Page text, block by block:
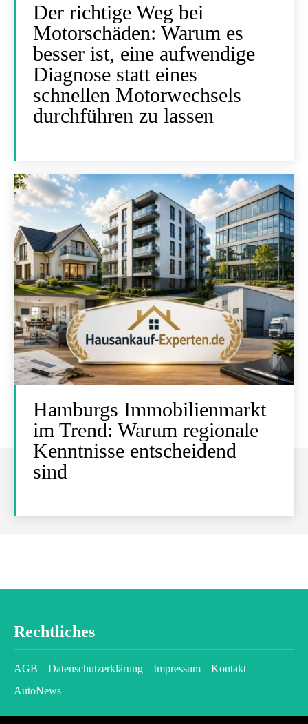
Der richtige Weg bei
Motorschäden: Warum es
besser ist, eine aufwendige
Diagnose statt eines
schnellen Motorwechsels
durchführen zu lassen
Hamburgs Immobilienmarkt
im Trend: Warum regionale
Kenntnisse entscheidend
sind
Rechtliches
AGB Datenschutzerklärung Impressum
Kontakt
AutoNews